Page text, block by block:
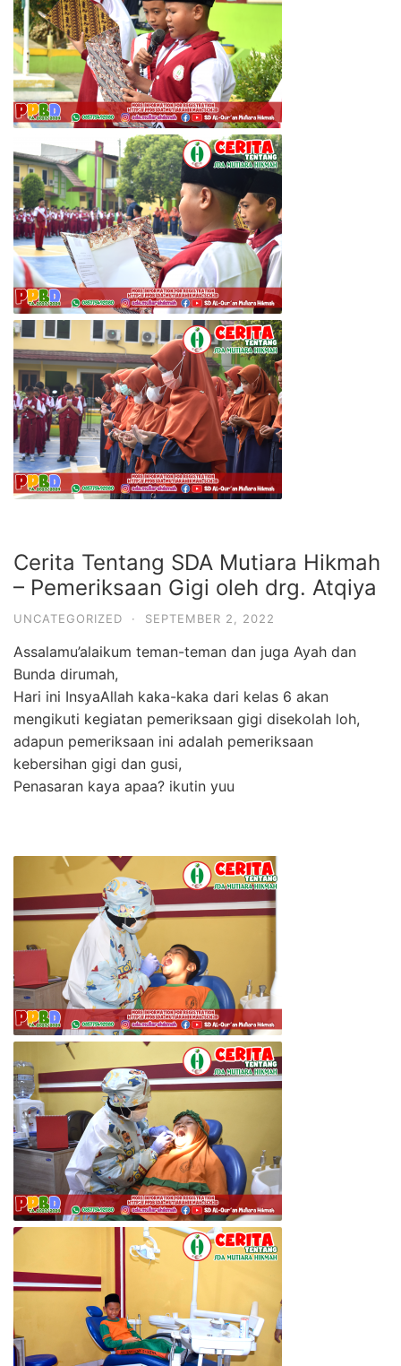
Cerita Tentang SDA Mutiara Hikmah
– Pemeriksaan Gigi oleh drg. Atqiya
UNCATEGORIZED · SEPTEMBER 2, 2022
Assalamu’alaikum teman-teman dan juga Ayah dan
Bunda dirumah,
Hari ini InsyaAllah kaka-kaka dari kelas 6 akan
mengikuti kegiatan pemeriksaan gigi disekolah loh,
adapun pemeriksaan ini adalah pemeriksaan
kebersihan gigi dan gusi,
Penasaran kaya apaa? ikutin yuu